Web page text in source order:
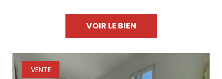
VOIR LE BIEN
VENTE